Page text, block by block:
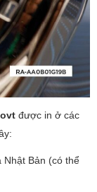
được in ở các
Nhật Bản (có thể